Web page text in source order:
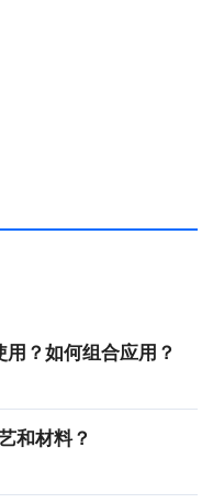
？如何组合应用？
和材料？